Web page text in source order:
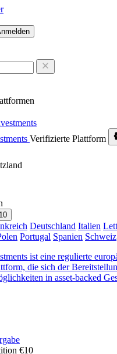
Verifizierte Plattform
Deutschland Italien
Portugal Spanien Schweiz
ist eine regulierte
die sich der
in asset-backed
€10